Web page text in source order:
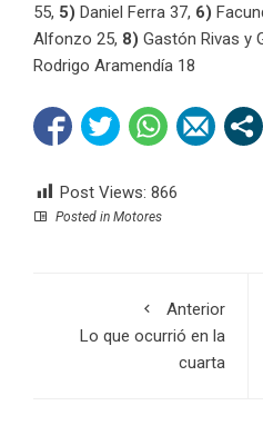
55, 5) Daniel Ferra 37, 6)
Alfonzo 25, 8) Gastón Rivas y
Rodrigo Aramendía 18
Post Views: 866
Posted in Motores
Anterior
Lo que ocurrió en la
cuarta